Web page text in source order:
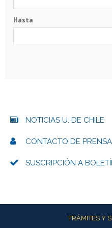
Hasta
NOTICIAS U. DE CHILE
CONTACTO DE PRENSA
SUSCRIPCIÓN A
Más informaciónTRÁMITES Y